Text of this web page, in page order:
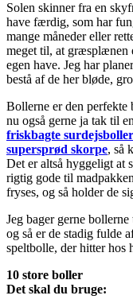
Solen skinner fra en
have færdig, som har
mange måneder eller
meget til, at græsplænen
egen have. Jeg har
bestå af de her bløde,
Bollerne er den perfekte
nu også gerne ja tak til
friskbagte
supersprød skorpe, så
Det er altså hyggeligt at
rigtig gode til
fryses, og så holder de
Jeg bager gerne
og så er de stadig fulde
speltbolle, der hitter hos
10 store boller
Det skal du bruge: